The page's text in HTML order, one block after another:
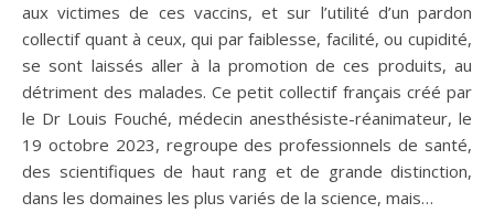
aux victimes de ces vaccins, et sur l’utilité d’un pardon
collectif quant à ceux, qui par faiblesse, facilité, ou cupidité,
se sont laissés aller à la promotion de ces produits, au
détriment des malades. Ce petit collectif français créé par
le Dr Louis Fouché, médecin anesthésiste-réanimateur, le
19 octobre 2023, regroupe des professionnels de santé,
des scientifiques de haut rang et de grande distinction,
dans les domaines les plus variés de la science, mais…